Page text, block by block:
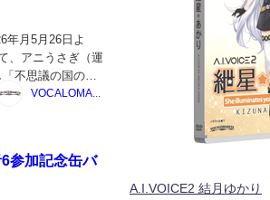
年月5月26日よ
、アニうさぎ（運
不思議の国のゆ
んによる素敵な
参加記念缶バ
A.I.VOICE2 結月ゆかり